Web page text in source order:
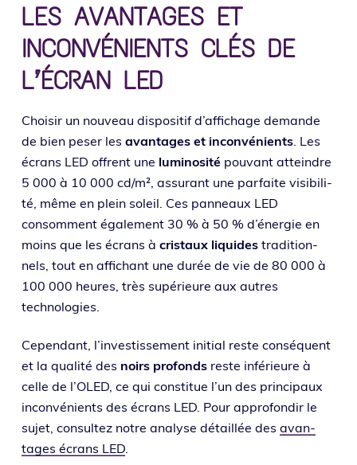
LES AVANTAGES ET
INCONVÉNIENTS CLÉS DE
L’ÉCRAN LED
Choisir un nou­veau dis­po­si­tif d’affichage demande
de bien peser les avan­tages et incon­vé­nients. Les
écrans LED offrent une lumi­no­si­té pou­vant atteindre
5 000 à 10 000 cd/m², assu­rant une par­faite visi­bi­li­
té, même en plein soleil. Ces pan­neaux LED
consomment éga­le­ment 30 % à 50 % d’énergie en
moins que les écrans à cris­taux liquidestra­di­tion­
nels, tout en affi­chant une durée de vie de 80 000 à
100 000 heures, très supé­rieure aux autres
technologies.
Cependant, l’investissement ini­tial reste consé­quent
et la qua­li­té des noirs pro­fondsreste infé­rieure à
celle de l’OLED, ce qui consti­tue l’un des prin­ci­paux
incon­vé­nients des écrans LED. Pour appro­fon­dir le
sujet, consul­tez notre ana­lyse détaillée des avan­
tages écrans LED.